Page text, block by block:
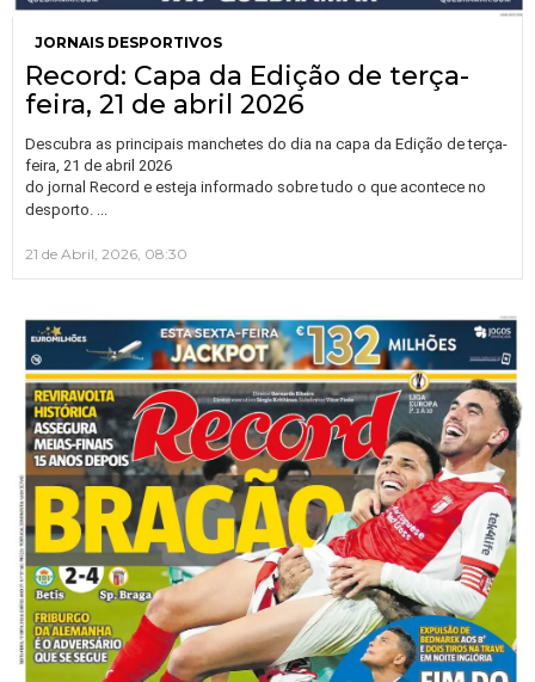
JORNAIS DESPORTIVOS
Record: Capa da Edição de terça-
feira, 21 de abril 2026
Descubra as principais manchetes do dia na capa da Edição de terça-
feira, 21 de abril 2026
do jornal Record e esteja informado sobre tudo o que acontece no
desporto.
21 de Abril, 2026, 08:30